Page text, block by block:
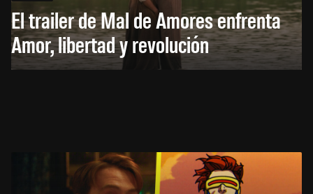
El trailer de Mal de Amores enfrenta
Amor, libertad y revolución